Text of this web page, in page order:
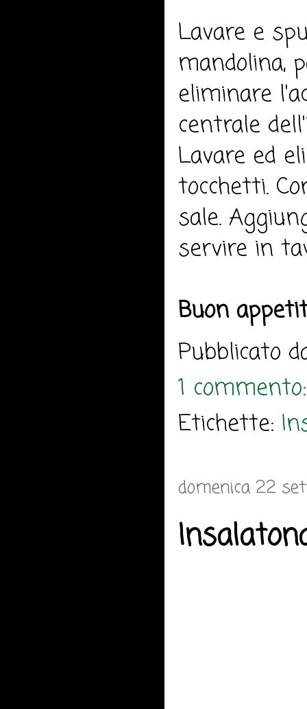
Lavare e
mandolina,
eliminare
centrale
Lavare ed
tocchetti.
sale.
servire in
Buon
Pubblicato
1
Etichette:
domenica 22